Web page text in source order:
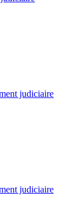
judiciaire
judiciaire